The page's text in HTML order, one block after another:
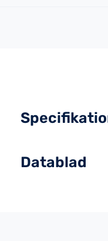
Datablad